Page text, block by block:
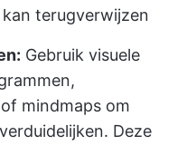
terugverwijzen
Gebruik visuele
mindmaps om
Deze